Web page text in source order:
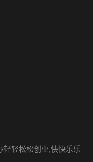
轻轻松松创业,快快乐乐